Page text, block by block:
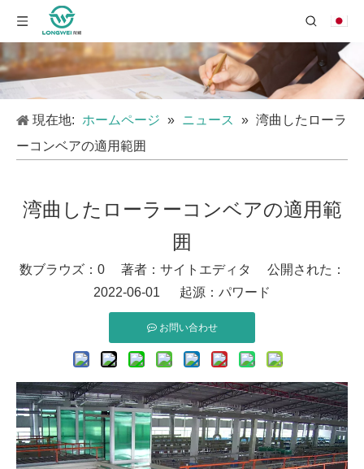
現在地: ホームページ » ニュース » 湾曲したローラ
ーコンベアの適用範囲
湾曲したローラーコンベアの適用範
囲
数ブラウズ： 0著者：サイトエディタ 公開された：
2022-06-01 起源： パワード
お問い合わせ